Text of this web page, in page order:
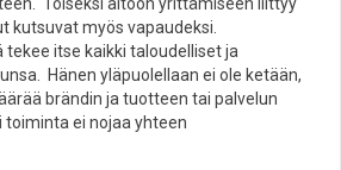
kutsuvat myös vapaudeksi.
itse kaikki taloudelliset ja
Hänen yläpuolellaan ei ole ketään,
brändin ja tuotteen tai palvelun
ei nojaa yhteen